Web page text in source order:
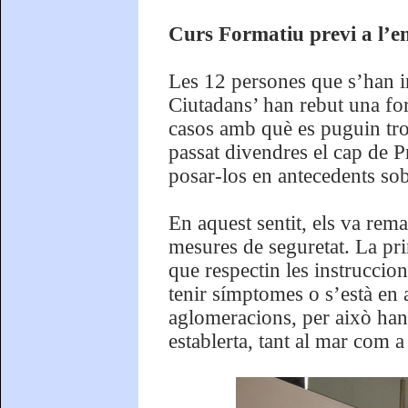
Curs Formatiu previ a
Les 12 persones que s’han
Ciutadans’ han rebut una
casos amb què es puguin
passat divendres el cap de
posar-los en antecedents
En aquest sentit, els va
mesures de seguretat. La
que respectin les
tenir símptomes o s’està
aglomeracions, per això
establerta, tant al mar com